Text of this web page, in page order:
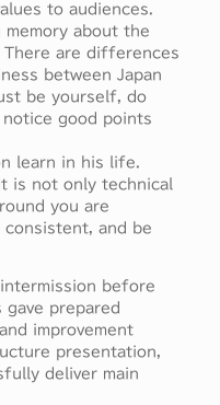
to audiences.
about the
are differences
between Japan
be yourself, do
good points
learn in his life.
is not only technical
you are
consistent, and be
before
gave prepared
improvement
presentation,
deliver main